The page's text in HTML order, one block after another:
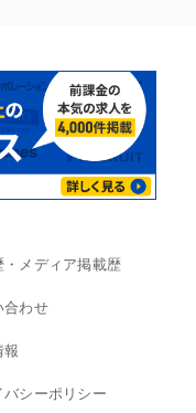
・メディア掲載歴
合わせ
バシーポリシー